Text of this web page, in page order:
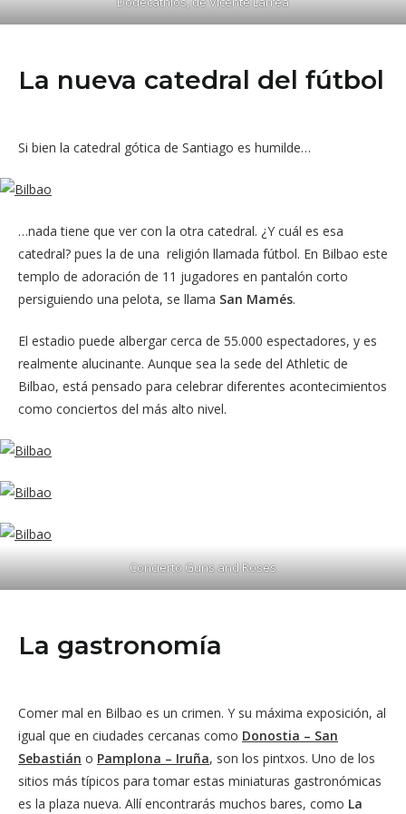
La nueva catedral del fútbol
Si bien la catedral gótica de Santiago es humilde…
…nada tiene que ver con la otra catedral. ¿Y cuál es esa
catedral? pues la de una religión llamada fútbol. En Bilbao este
templo de adoración de 11 jugadores en pantalón corto
persiguiendo una pelota, se llama San Mamés.
El estadio puede albergar cerca de 55.000 espectadores, y es
realmente alucinante. Aunque sea la sede del Athletic de
Bilbao, está pensado para celebrar diferentes acontecimientos
como conciertos del más alto nivel.
Concierto Guns and Roses
La gastronomía
Comer mal en Bilbao es un crimen. Y su máxima exposición, al
igual que en ciudades cercanas como Donostia – San
Sebastián o Pamplona – Iruña, son los pintxos. Uno de los
sitios más típicos para tomar estas miniaturas gastronómicas
es la plaza nueva. Allí encontrarás muchos bares, como La